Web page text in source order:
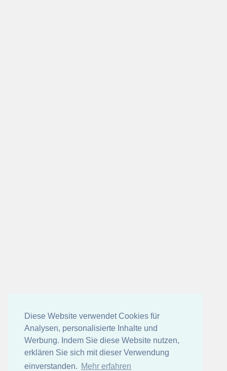
Diese Website verwendet Cookies für
Analysen, personalisierte Inhalte und
Werbung. Indem Sie diese Website nutzen,
erklären Sie sich mit dieser Verwendung
einverstanden. Mehr erfahren